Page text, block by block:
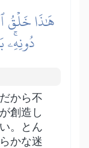
هَٰذَا خَلۡقُ
から不
創造し
。とん
かな迷